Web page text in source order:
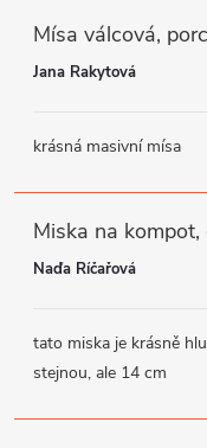
Jana Rakytová
krásná masivní mísa
Naďa Říčařová
tato miska je krásně
stejnou, ale 14 cm